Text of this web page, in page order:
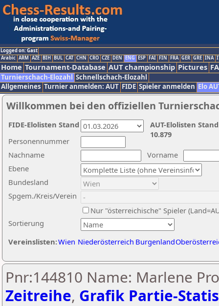
Logged on: Gast
Arabic ARM AZE BIH BUL CAT CHN CRO CZE DEN ENG ESP FAI FIN FRA GER GRE INA
Home Tournament-Database AUT championship Pictures
Turnierschach-Elozahl Schnellschach-Elozahl
Allgemeines Turnier anmelden: AUT FIDE Spieler anmelden Elo
Willkommen bei den offiziellen
Nachname
Vorname
Ebene
Sortierung
Personennummer
Bundesland
Spgem./Kreis/Verein
Nur "österreichische" Spieler
Vereinslisten:Wien Niederösterreich Burgenland
AUT-Elolisten
10.879
FIDE-Elolisten Stand
Pnr:144810 Name: Marlene
Zeitreihe, Grafik Partie-